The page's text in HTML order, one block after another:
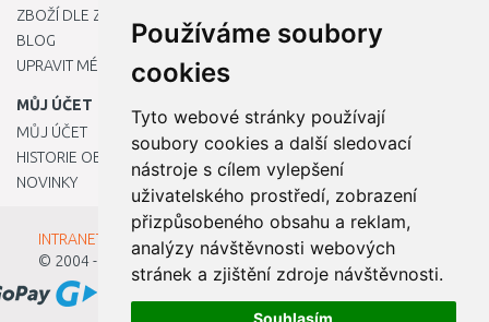
Používáme soubory
cookies
Tyto webové stránky používají
soubory cookies a další sledovací
nástroje s cílem vylepšení
uživatelského prostředí, zobrazení
přizpůsobeného obsahu a reklam,
analýzy návštěvnosti webových
stránek a zjištění zdroje návštěvnosti.
Souhlasím
ZBOŽÍ DLE ZNAČEK
BLOG
UPRAVIT MÉ PŘEDVOLBY COOKIES
MŮJ ÚČET
MŮJ ÚČET
HISTORIE OBJEDNÁVEK
NOVINKY
INTRANET - Přihlášení pro zaměstnance
© 2004 - 2026
Kamody s.r.o.